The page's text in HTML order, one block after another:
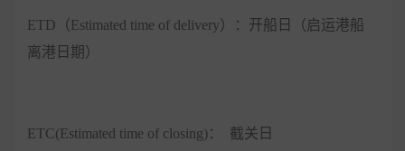
ETD（Estimated time of delivery）：开船日（启运港船
离港日期）
ETC(Estimated time of closing)： 截关日